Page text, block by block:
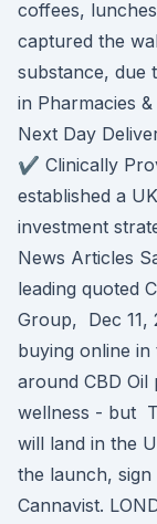
coffees,
captured the
substance, due
in Pharmacies
Next Day
✔️ Clinically
established a
investment
News Articles
leading quoted
Group, Dec 11,
buying online
around CBD
wellness - but
will land in the
the launch,
Cannavist.